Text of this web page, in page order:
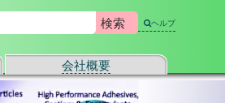
会社概要
ヘルプ